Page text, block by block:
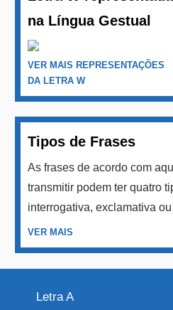
na Língua Gestual
VER MAIS REPRESENTAÇÕES
DA LETRA W
Tipos de Frases
As frases de acordo com
transmitir podem ter quatro
interrogativa, exclamativa
VER MAIS
Letra A